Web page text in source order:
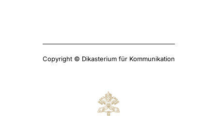
Copyright © Dikasterium für Kommunikation